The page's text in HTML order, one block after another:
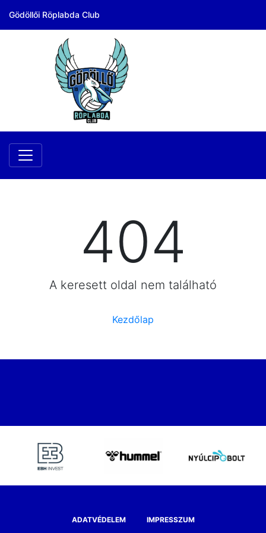
Gödöllői Röplabda Club
404
A keresett oldal nem található
Kezdőlap
ADATVÉDELEM IMPRESSZUM